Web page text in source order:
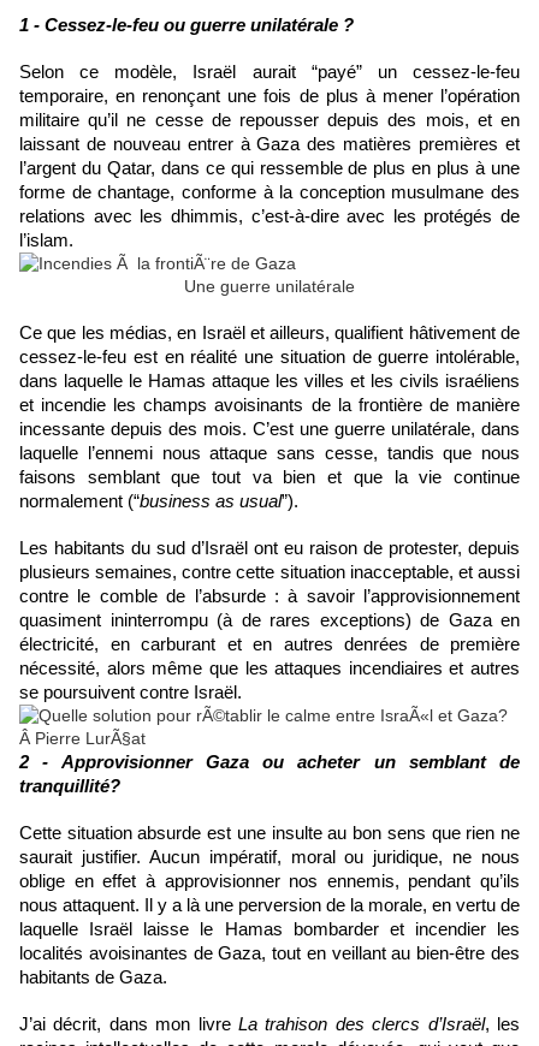
1 - Cessez-le-feu ou guerre unilatérale ?
Selon ce modèle, Israël aurait “payé” un cessez-le-feu
temporaire, en renonçant une fois de plus à mener l’opération
militaire qu’il ne cesse de repousser depuis des mois, et en
laissant de nouveau entrer à Gaza des matières premières et
l’argent du Qatar, dans ce qui ressemble de plus en plus à une
forme de chantage, conforme à la conception musulmane des
relations avec les dhimmis, c’est-à-dire avec les protégés de
l’islam.
Une guerre unilatérale
Ce que les médias, en Israël et ailleurs, qualifient hâtivement de
cessez-le-feu est en réalité une situation de guerre intolérable,
dans laquelle le Hamas attaque les villes et les civils israéliens
et incendie les champs avoisinants de la frontière de manière
incessante depuis des mois. C’est une guerre unilatérale, dans
laquelle l’ennemi nous attaque sans cesse, tandis que nous
faisons semblant que tout va bien et que la vie continue
normalement (“business as usual”).
Les habitants du sud d’Israël ont eu raison de protester, depuis
plusieurs semaines, contre cette situation inacceptable, et aussi
contre le comble de l’absurde : à savoir l’approvisionnement
quasiment ininterrompu (à de rares exceptions) de Gaza en
électricité, en carburant et en autres denrées de première
nécessité, alors même que les attaques incendiaires et autres
se poursuivent contre Israël.
2 - Approvisionner Gaza ou acheter un semblant de
tranquillité?
Cette situation absurde est une insulte au bon sens que rien ne
saurait justifier. Aucun impératif, moral ou juridique, ne nous
oblige en effet à approvisionner nos ennemis, pendant qu’ils
nous attaquent. Il y a là une perversion de la morale, en vertu de
laquelle Israël laisse le Hamas bombarder et incendier les
localités avoisinantes de Gaza, tout en veillant au bien-être des
habitants de Gaza.
J’ai décrit, dans mon livre La trahison des clercs d’Israël, les